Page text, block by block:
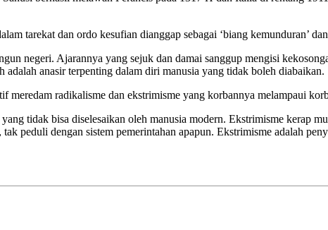
tarekat dan ordo kesufian dianggap sebagai ‘biang kemunduran’
negeri. Ajarannya yang sejuk dan damai sanggup mengisi
anasir terpenting dalam diri manusia yang tidak boleh diabaikan.
meredam radikalisme dan ekstrimisme yang korbannya melampaui
tidak bisa diselesaikan oleh manusia modern. Ekstrimisme kerap
peduli dengan sistem pemerintahan apapun. Ekstrimisme adalah